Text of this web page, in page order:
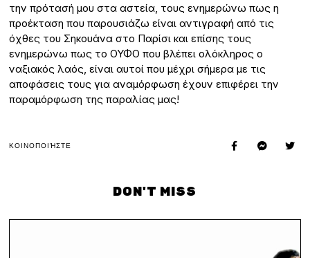
την πρότασή μου στα αστεία, τους ενημερώνω πως η
προέκταση που παρουσιάζω είναι αντιγραφή από τις
όχθες του Σηκουάνα στο Παρίσι και επίσης τους
ενημερώνω πως το ΟΥΦΟ που βλέπει ολόκληρος ο
ναξιακός λαός, είναι αυτοί που μέχρι σήμερα με τις
αποφάσεις τους για αναμόρφωση έχουν επιφέρει την
παραμόρφωση της παραλίας μας!
ΚΟΙΝΟΠΟΙΉΣΤΕ
DON'T MISS